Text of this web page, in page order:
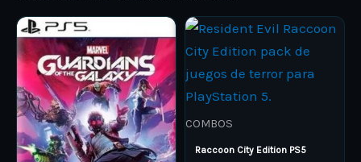
Price
range:
ARS 12.000,00
through
ARS 15.000,00
This
product
has
multiple
variants.
The
COMBOS
Raccoon City Edition PS5
range:
This
product
has
multiple
variants.